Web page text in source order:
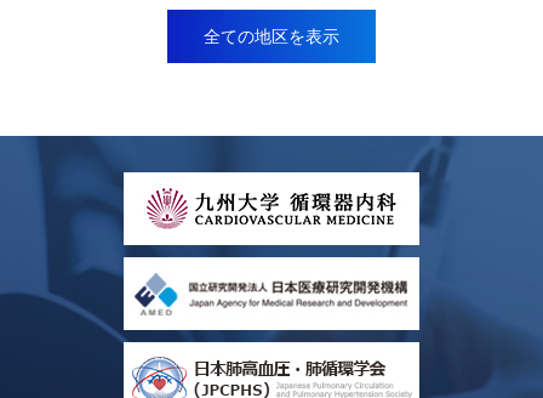
全ての地区を表示